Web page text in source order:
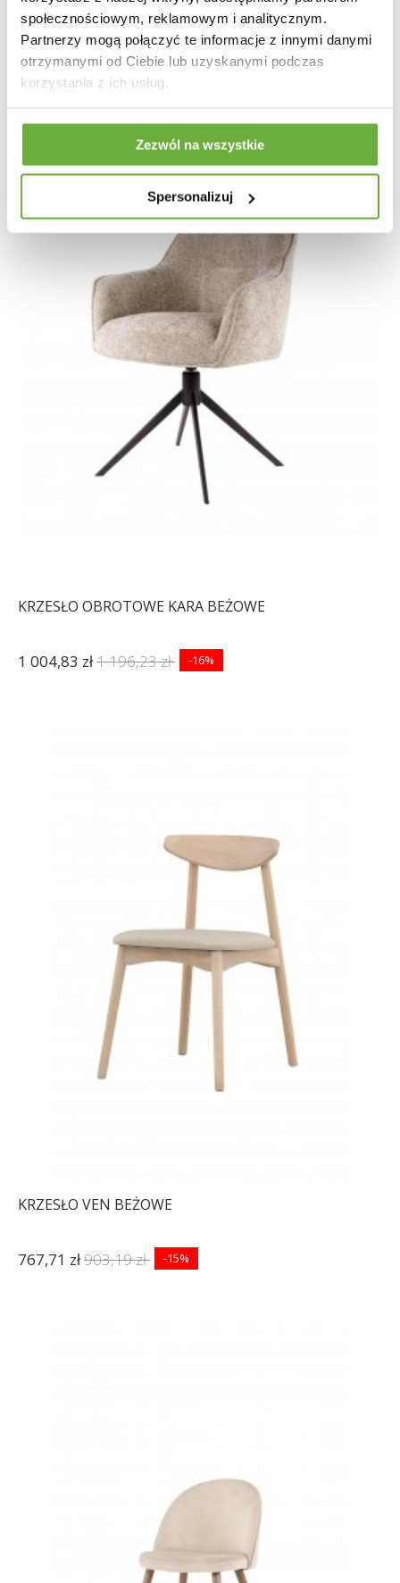
społecznościowym, reklamowym i analitycznym.
Partnerzy mogą połączyć te informacje z innymi danymi
otrzymanymi od Ciebie lub uzyskanymi podczas
korzystania z ich usług.
Zezwól na wszystkie
Spersonalizuj
KRZESŁO OBROTOWE KARA SZARE
1 004,83 zł1 196,23 zł -16%
KRZESŁO OBROTOWE KARA BEŻOWE
1 004,83 zł1 196,23 zł -16%
KRZESŁO VEN BEŻOWE
767,71 zł903,19 zł -15%